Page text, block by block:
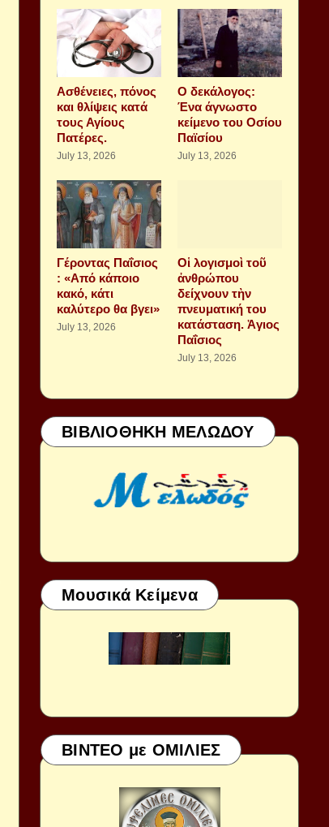
Aσθένειες, πόνος
και θλίψεις κατά
τους Αγίους
Πατέρες.
July 13, 2026
Ο δεκάλογος:
Ένα άγνωστο
κείμενο του Οσίου
Παϊσίου
July 13, 2026
Γέροντας Παΐσιος
: «Από κάποιο
κακό, κάτι
καλύτερο θα βγει»
July 13, 2026
Οἱ λογισμοὶ τοῦ
ἀνθρώπου
δείχνουν τὴν
πνευματική του
κατάσταση. Ἁγιος
Παΐσιος
July 13, 2026
ΒΙΒΛΙΟΘΗΚΗ ΜΕΛΩΔΟΥ
Μουσικά Κείμενα
ΒΙΝΤΕΟ με ΟΜΙΛΙΕΣ